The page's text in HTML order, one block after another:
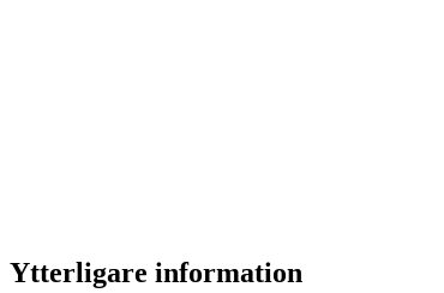
Ytterligare information